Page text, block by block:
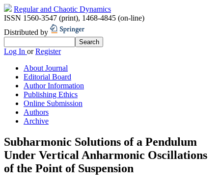
Regular and Chaotic Dynamics
ISSN 1560-3547 (print), 1468-4845 (on-line)
Distributed by
Log In orRegister
About Journal
Editorial Board
Author Information
Publishing Ethics
Online Submission
Authors
Archive
Subharmonic Solutions of a Pendulum
Under Vertical Anharmonic Oscillations
of the Point of Suspension